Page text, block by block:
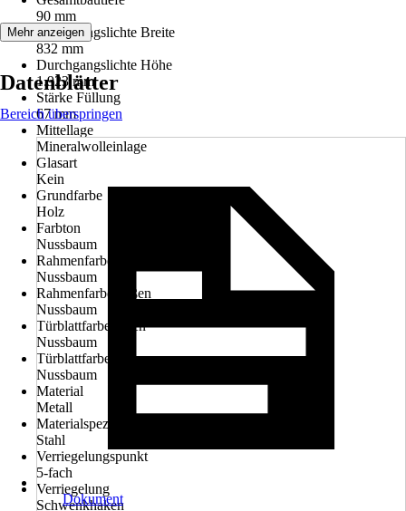
90 mm
Durchgangslichte Breite
832 mm
Durchgangslichte Höhe
1.923 mm
Stärke Füllung
67 mm
Mittellage
Mineralwolleinlage
Glasart
Kein
Grundfarbe
Holz
Farbton
Nussbaum
Rahmenfarbe innen
Nussbaum
Rahmenfarbe außen
Nussbaum
Türblattfarbe innen
Nussbaum
Türblattfarbe außen
Nussbaum
Material
Metall
Materialspezifizierung
Stahl
Verriegelungspunkt
5-fach
Verriegelung
Schwenkhaken
Mehr anzeigen
Datenblätter
Bereich überspringen
Dokument